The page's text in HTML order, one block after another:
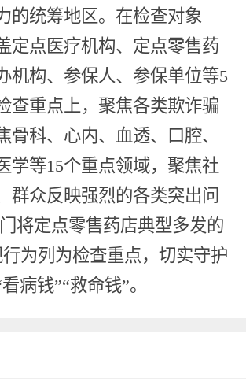
的统筹地区。在检查对象
定点医疗机构、定点零售药
机构、参保人、参保单位等5
查重点上，聚焦各类欺诈骗
骨科、心内、血透、口腔、
学等15个重点领域，聚焦社
群众反映强烈的各类突出问
将定点零售药店典型多发的
为列为检查重点，切实守护
病钱”“救命钱”。